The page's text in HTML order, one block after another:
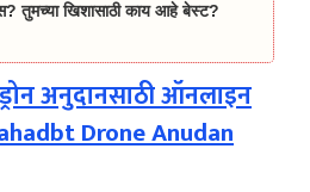
तुमच्या खिशासाठी काय आहे बेस्ट?
अनुदानसाठी ऑनलाइन
Drone Anudan